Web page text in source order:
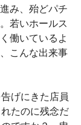
み、殆どパチ
若いホールス
働いているよ
こんな出来事
げにきた店員
たのに残念だ